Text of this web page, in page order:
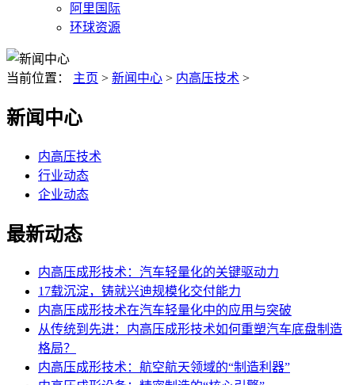
阿里国际
环球资源
当前位置： 主页 > 新闻中心 > 内高压技术 >
新闻中心
内高压技术
行业动态
企业动态
最新动态
内高压成形技术：汽车轻量化的关键驱动力
17载沉淀，铸就兴迪规模化交付能力
内高压成形技术在汽车轻量化中的应用与突破
从传统到先进：内高压成形技术如何重塑汽车底盘制造
格局？
内高压成形技术：航空航天领域的“制造利器”